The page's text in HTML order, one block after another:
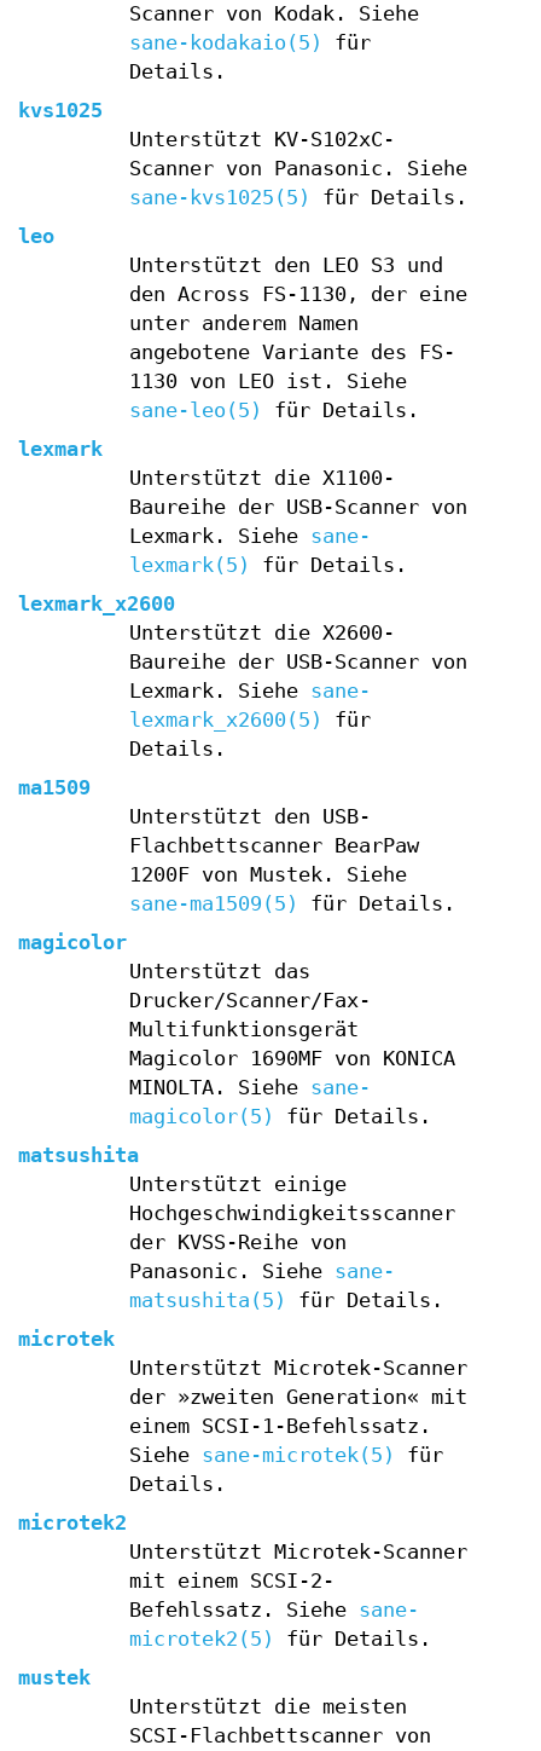
Scanner von Kodak. Siehe
sane-kodakaio(5)
für
Details.
kvs1025
Unterstützt KV-S102xC-
Scanner von Panasonic. Siehe
sane-kvs1025(5)
für Details.
leo
Unterstützt den LEO S3 und
den Across FS-1130, der eine
unter anderem Namen
angebotene Variante des FS-
1130 von LEO ist. Siehe
sane-leo(5)
für Details.
lexmark
Unterstützt die X1100-
Baureihe der USB-Scanner von
Lexmark. Siehe sane-
lexmark(5)
für Details.
lexmark_x2600
Unterstützt die X2600-
Baureihe der USB-Scanner von
Lexmark. Siehe sane-
lexmark_x2600(5)
für
Details.
ma1509
Unterstützt den USB-
Flachbettscanner BearPaw
1200F von Mustek. Siehe
sane-ma1509(5)
für Details.
magicolor
Unterstützt das
Drucker/Scanner/Fax-
Multifunktionsgerät
Magicolor 1690MF von KONICA
MINOLTA. Siehe sane-
magicolor(5)
für Details.
matsushita
Unterstützt einige
Hochgeschwindigkeitsscanner
der KVSS-Reihe von
Panasonic. Siehe sane-
matsushita(5)
für Details.
microtek
Unterstützt Microtek-Scanner
der »zweiten Generation« mit
einem SCSI-1-Befehlssatz.
Siehe sane-microtek(5)
für
Details.
microtek2
Unterstützt Microtek-Scanner
mit einem SCSI-2-
Befehlssatz. Siehe sane-
microtek2(5)
für Details.
mustek
Unterstützt die meisten
SCSI-Flachbettscanner von